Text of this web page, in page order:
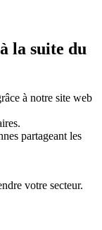
la suite du
à notre site web
partageant les
votre secteur.